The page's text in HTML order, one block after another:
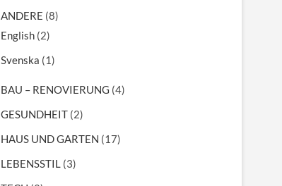
ANDERE (8)
English (2)
Svenska (1)
BAU – RENOVIERUNG (4)
GESUNDHEIT (2)
HAUS UND GARTEN (17)
LEBENSSTIL (3)